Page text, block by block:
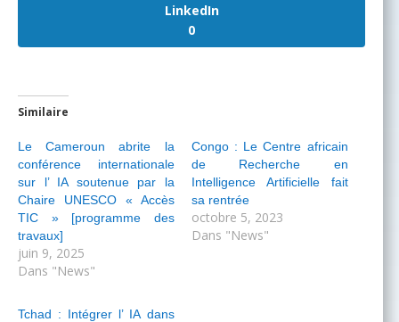
LinkedIn
0
Similaire
Le Cameroun abrite la
conférence internationale
sur l’ IA soutenue par la
Chaire UNESCO « Accès
TIC » [programme des
travaux]
juin 9, 2025
Dans "News"
Congo : Le Centre africain
de Recherche en
Intelligence Artificielle fait
sa rentrée
octobre 5, 2023
Dans "News"
Tchad : Intégrer l’ IA dans